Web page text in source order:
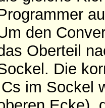
den
Oberteil
Die
im Sockel